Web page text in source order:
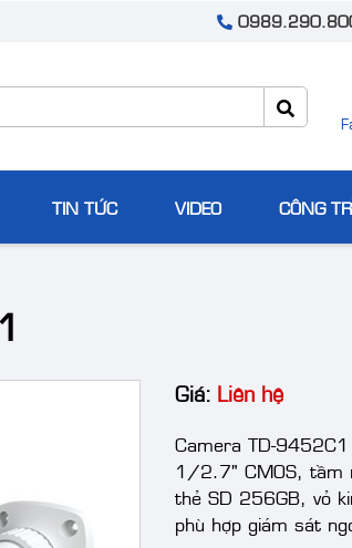
TIN TỨC VIDEO CÔNG
Giá: Liên hệ
Camera TD-
1/2.7" CMOS, tầm
thẻ SD 256GB, vỏ
phù hợp giám sát